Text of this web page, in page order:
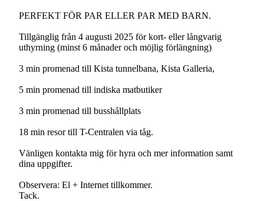
PERFEKT FÖR PAR ELLER PAR MED BARN.
Tillgänglig från 4 augusti 2025 för kort- eller långvarig
uthyrning (minst 6 månader och möjlig förlängning)
3 min promenad till Kista tunnelbana, Kista Galleria,
5 min promenad till indiska matbutiker
3 min promenad till busshållplats
18 min resor till T-Centralen via tåg.
Vänligen kontakta mig för hyra och mer information samt
dina uppgifter.
Observera: El + Internet tillkommer.
Tack.